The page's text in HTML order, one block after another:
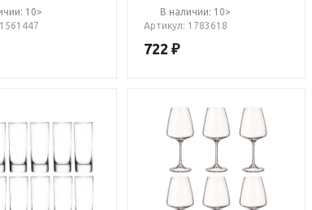
10>
В наличии: 10>
Артикул: 1783618
722 ₽